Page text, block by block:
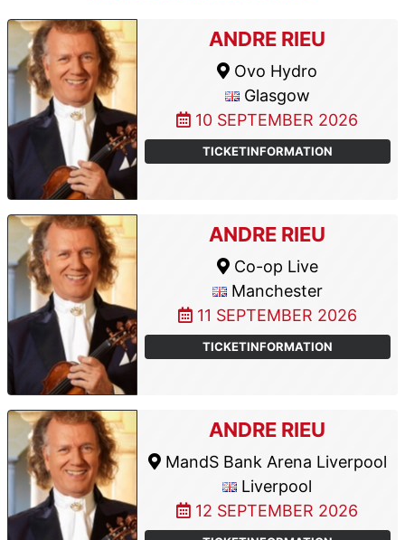
ANDRE RIEU
Ovo Hydro
Glasgow
10 SEPTEMBER 2026
TICKETINFORMATION
ANDRE RIEU
Co-op Live
Manchester
11 SEPTEMBER 2026
TICKETINFORMATION
ANDRE RIEU
MandS Bank Arena Liverpool
Liverpool
12 SEPTEMBER 2026